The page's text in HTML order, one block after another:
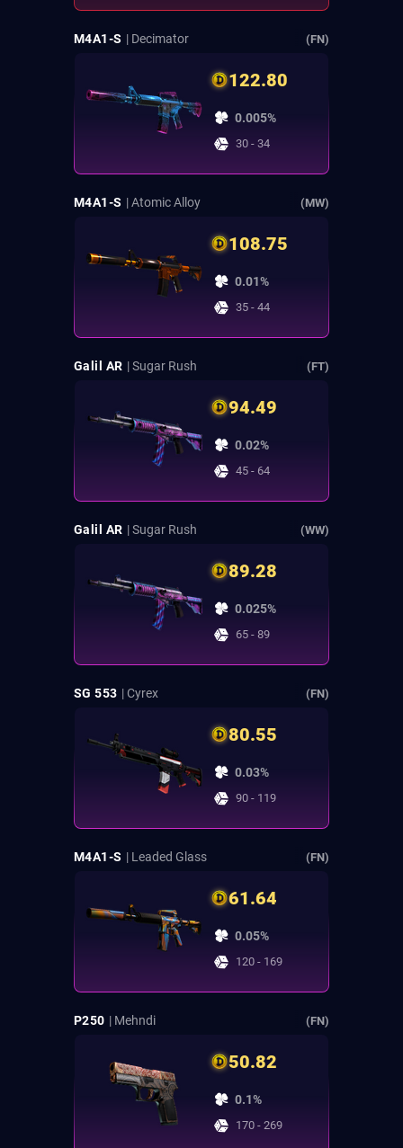
M4A1-S | Decimator (FN)
122.80
0.005%
30 - 34
M4A1-S | Atomic Alloy (MW)
108.75
0.01%
35 - 44
Galil AR | Sugar Rush (FT)
94.49
0.02%
45 - 64
Galil AR | Sugar Rush (WW)
89.28
0.025%
65 - 89
SG 553 | Cyrex (FN)
80.55
0.03%
90 - 119
M4A1-S | Leaded Glass (FN)
61.64
0.05%
120 - 169
P250 | Mehndi (FN)
50.82
0.1%
170 - 269